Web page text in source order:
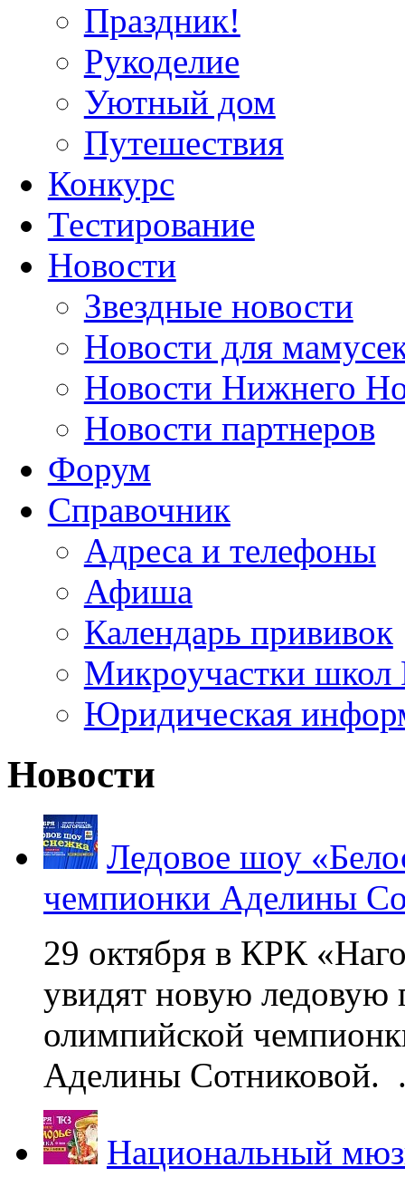
Праздник!
Рукоделие
Уютный дом
Путешествия
Конкурс
Тестирование
Новости
Звездные новости
Новости для
Новости Нижнего
Новости партнеров
Форум
Справочник
Адреса и телефоны
Афиша
Календарь прививок
Микроучастки школ
Юридическая
Новости
Ледовое шоу
чемпионки Аделины
29 октября в КРК
увидят новую ледовую
олимпийской
Аделины Сотниковой.
Национальный